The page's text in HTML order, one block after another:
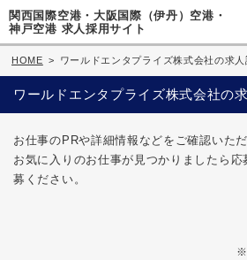
関西国際空港・大阪国際（伊丹）空港・
神戸空港 求人採用サイト
HOME > ワールドエンタプライズ株式会社の求人
ワールドエンタプライズ株式会社の
お仕事のPRや詳細情報などをご確認いただ
お気に入りのお仕事が見つかりましたら
募ください。
※